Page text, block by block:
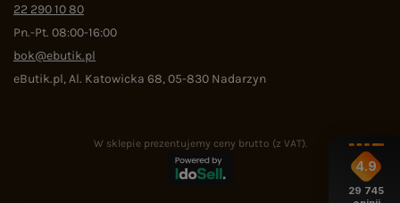
22 290 10 80
Pn.-Pt. 08:00-16:00
bok@ebutik.pl
eButik.pl,Al. Katowicka 68,05-830 Nadarzyn
W sklepie prezentujemy ceny brutto (z VAT).
4.9
29 745